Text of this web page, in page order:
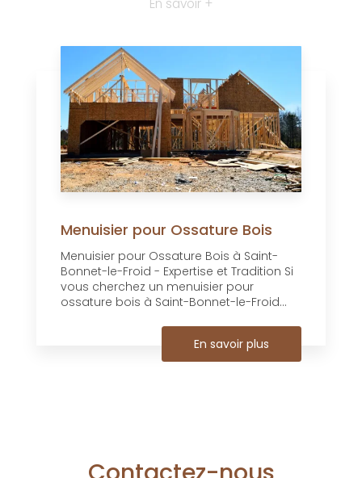
En savoir +
Menuisier pour Ossature Bois
Menuisier pour Ossature Bois à Saint-
Bonnet-le-Froid - Expertise et Tradition Si
vous cherchez un menuisier pour
ossature bois à Saint-Bonnet-le-Froid...
En savoir plus